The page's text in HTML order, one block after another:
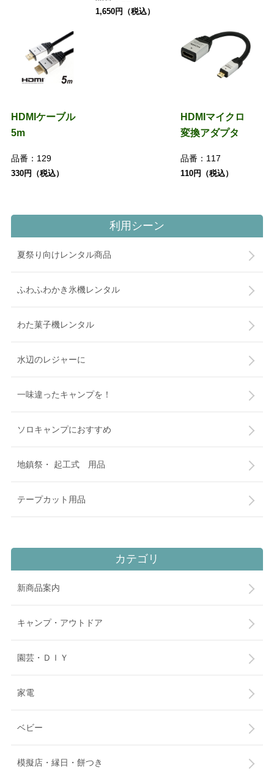
1,650円（税込）
HDMIケーブル
5m
品番： 129
330円（税込）
HDMIマイクロ
変換アダプタ
品番： 117
110円（税込）
利用シーン
夏祭り向けレンタル商品
ふわふわかき氷機レンタル
わた菓子機レンタル
水辺のレジャーに
一味違ったキャンプを！
ソロキャンプにおすすめ
地鎮祭・ 起工式 用品
テープカット用品
カテゴリ
新商品案内
キャンプ・アウトドア
園芸・ＤＩＹ
家電
ベビー
模擬店・縁日・餅つき